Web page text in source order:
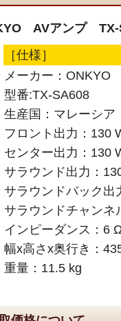
AVアンプ TX-
［仕様］
メーカー：ONKYO
型番:TX-SA608
生産国：マレーシア
フロント出力：130
センター出力：130
サラウンド出力：
サラウンドバック出
サラウンドチャンネ
インピーダンス：6
幅x高さx奥行き：
重量：11.5 kg